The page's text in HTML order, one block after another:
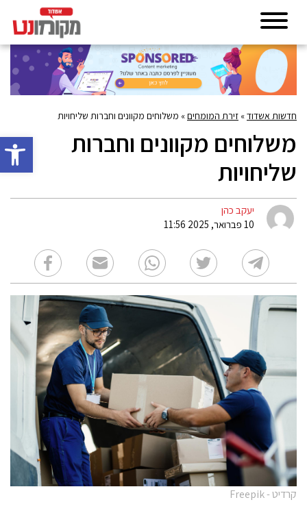
פתח
חדשות אשדוד» זירת המומחים» משלוחים מקוונים וחברות שליחויות
משלוחים מקוונים וחברות
שליחויות
יעקב כהן
10 פברואר, 2025 11:56
קרדיט - Freepik